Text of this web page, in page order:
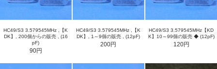
HC49/S3 3.579545MHz ,【K
DK】, 200個からの販売 , (16
pF)
90円
HC49/S3 3.579545MHz ,【K
DK】, 1～9個の販売 , (12pF)
200円
HC49/S3 3.579545MHz【KD
K】10～99個の販売 ◆ (12pF)
120円